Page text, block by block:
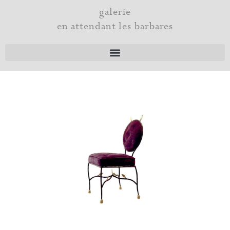
galerie
en attendant les barbares